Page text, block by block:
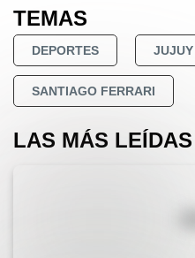
TEMAS
DEPORTES JUJUY
SANTIAGO FERRARI
LAS MÁS LEÍDAS